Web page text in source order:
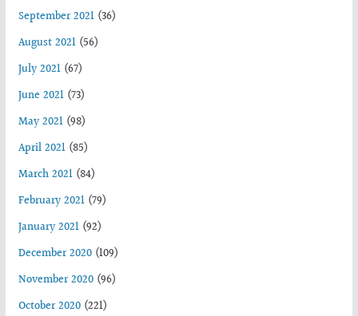
September 2021(36)
August 2021(56)
July 2021(67)
June 2021(73)
May 2021(98)
April 2021(85)
March 2021(84)
February 2021(79)
January 2021(92)
December 2020(109)
November 2020(96)
October 2020(221)